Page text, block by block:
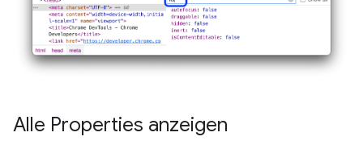
Alle Properties anzeigen